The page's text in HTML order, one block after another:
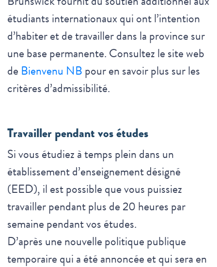
étudiants internationaux qui ont l’intention
d’habiter et de travailler dans la province sur
une base permanente. Consultez le site web
de Bienvenu NBpour en savoir plus sur les
critères d’admissibilité.
Travailler pendant vos études
Si vous étudiez à temps plein dans un
établissement d’enseignement désigné
(EED), il est possible que vous puissiez
travailler pendant plus de 20 heures par
semaine pendant vos études.
D’après une nouvelle politique publique
temporaire qui a été annoncée et qui sera en